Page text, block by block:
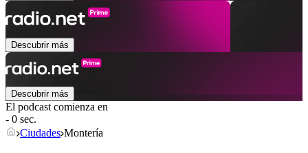
Descubrir más
Descubrir más
El podcast comienza en
- 0 sec.
Ciudades Montería